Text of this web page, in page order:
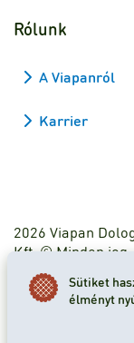
Rólunk
A Viapanról
Karrier
2026 Viapan
Kft. © Minden jog
fenntartva.
Sütiket
élményt